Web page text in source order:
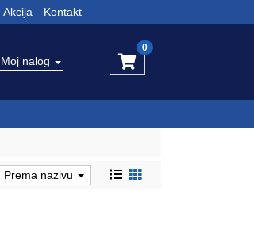
Akcija Kontakt
Moj nalog
0
Prema nazivu